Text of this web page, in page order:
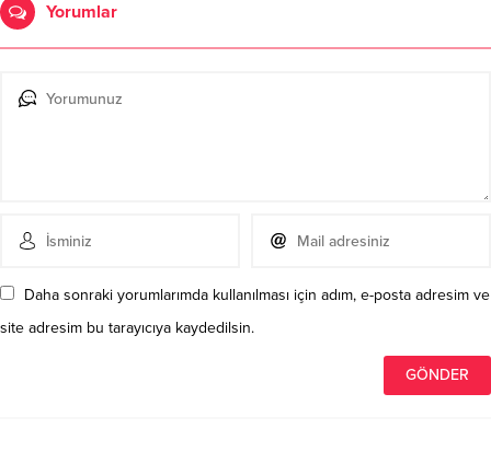
Yorumlar
Daha sonraki yorumlarımda kullanılması için adım, e-posta adresim ve
site adresim bu tarayıcıya kaydedilsin.